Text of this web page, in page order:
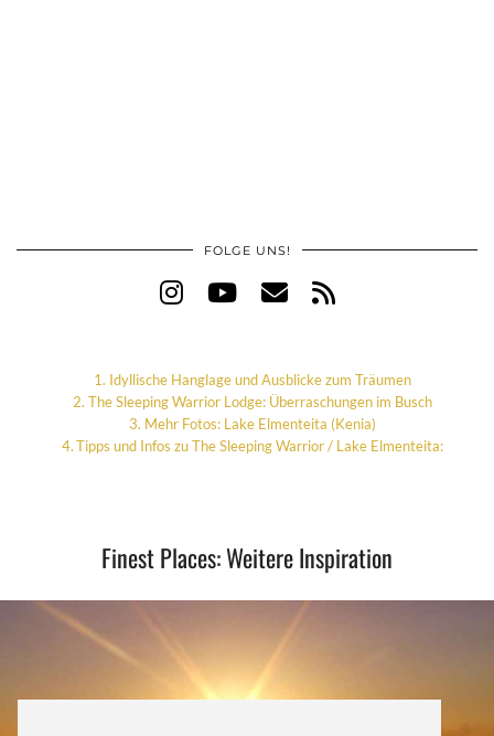
FOLGE UNS!
Idyllische Hanglage und Ausblicke zum Träumen
The Sleeping Warrior Lodge: Überraschungen im Busch
Mehr Fotos: Lake Elmenteita (Kenia)
Tipps und Infos zu The Sleeping Warrior / Lake Elmenteita:
Finest Places: Weitere Inspiration